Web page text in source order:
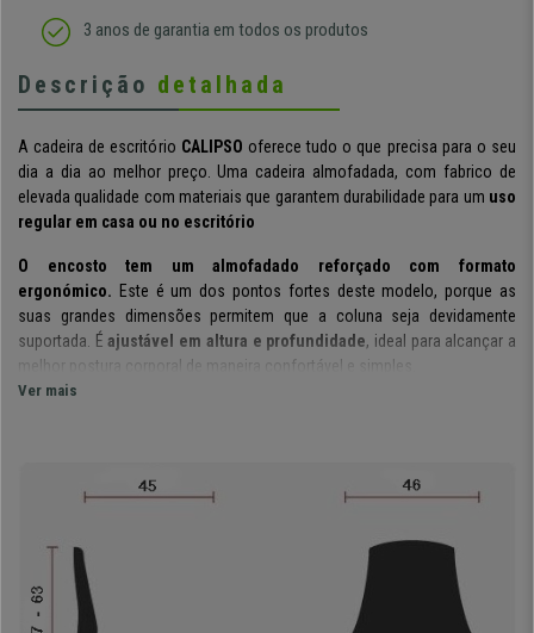
3 anos de garantia em todos os produtos
Descrição detalhada
A cadeira de escritório CALIPSO oferece tudo o que precisa para o seu
dia a dia ao melhor preço. Uma cadeira almofadada, com fabrico de
elevada qualidade com materiais que garantem durabilidade para um uso
regular em casa ou no escritório
O encosto tem um almofadado reforçado com formato
ergonómico. Este é um dos pontos fortes deste modelo, porque as
suas grandes dimensões permitem que a coluna seja devidamente
suportada. É ajustável em altura e profundidade, ideal para alcançar a
melhor postura corporal de maneira confortável e simples.
através das nossasfotografias pormenorizadas
permite que o encosto seja empurrado para trás, mantendo o ângulo
fixado no assento. Esta funcionalidade permite aliviar a tensão da coluna
vertebral e maior liberdade de movimentos.
Ver mais